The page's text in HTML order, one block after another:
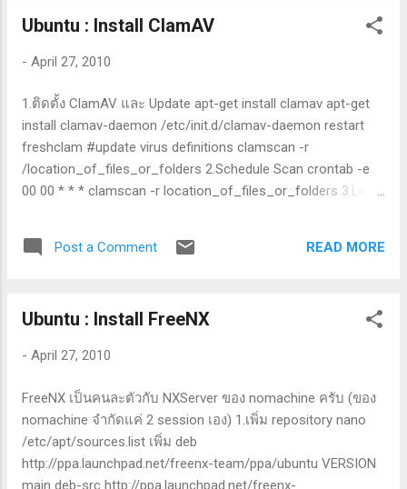
Ubuntu : Install ClamAV
- April 27, 2010
1.ติดตั้ง ClamAV และ Update apt-get install clamav apt-get
install clamav-daemon /etc/init.d/clamav-daemon restart
freshclam #update virus definitions clamscan -r
/location_of_files_or_folders 2.Schedule Scan crontab -e
00 00 * * * clamscan -r location_of_files_or_folders 3.Log
/etc/clamav/clamscan_schedule.sh ป้อน #!/bin/sh ### fix
log file if needed LOG_FILE="/var/log/clamav/scan.log" if [ ! -
-r /public_data --quiet --log="$LOG_FILE" --verbose --
/etc/clamav/clamscan_schedule.sh
Post a Comment READ MORE
Ubuntu : Install FreeNX
- April 27, 2010
FreeNX เป็นคนละตัวกับ NXServer ของ nomachine ครับ (ของ
nomachine จำกัดแค่ 2 session เอง) 1.เพิ่ม repository nano
/etc/apt/sources.list เพิ่ม deb
http://ppa.launchpad.net/freenx-team/ppa/ubuntu VERSION
main deb-src http://ppa.launchpad.net/freenx-